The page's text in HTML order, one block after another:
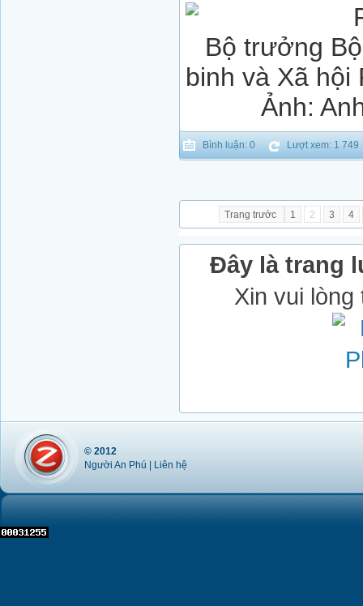
Bộ trưởng
binh và Xã hội
Ảnh:
Bình luận: 0 Lượt xem: 1 749
Trang trước 1 2 3 4
Đây là trang
Xin vui
© 2012
Người An Phú | Liên hệ